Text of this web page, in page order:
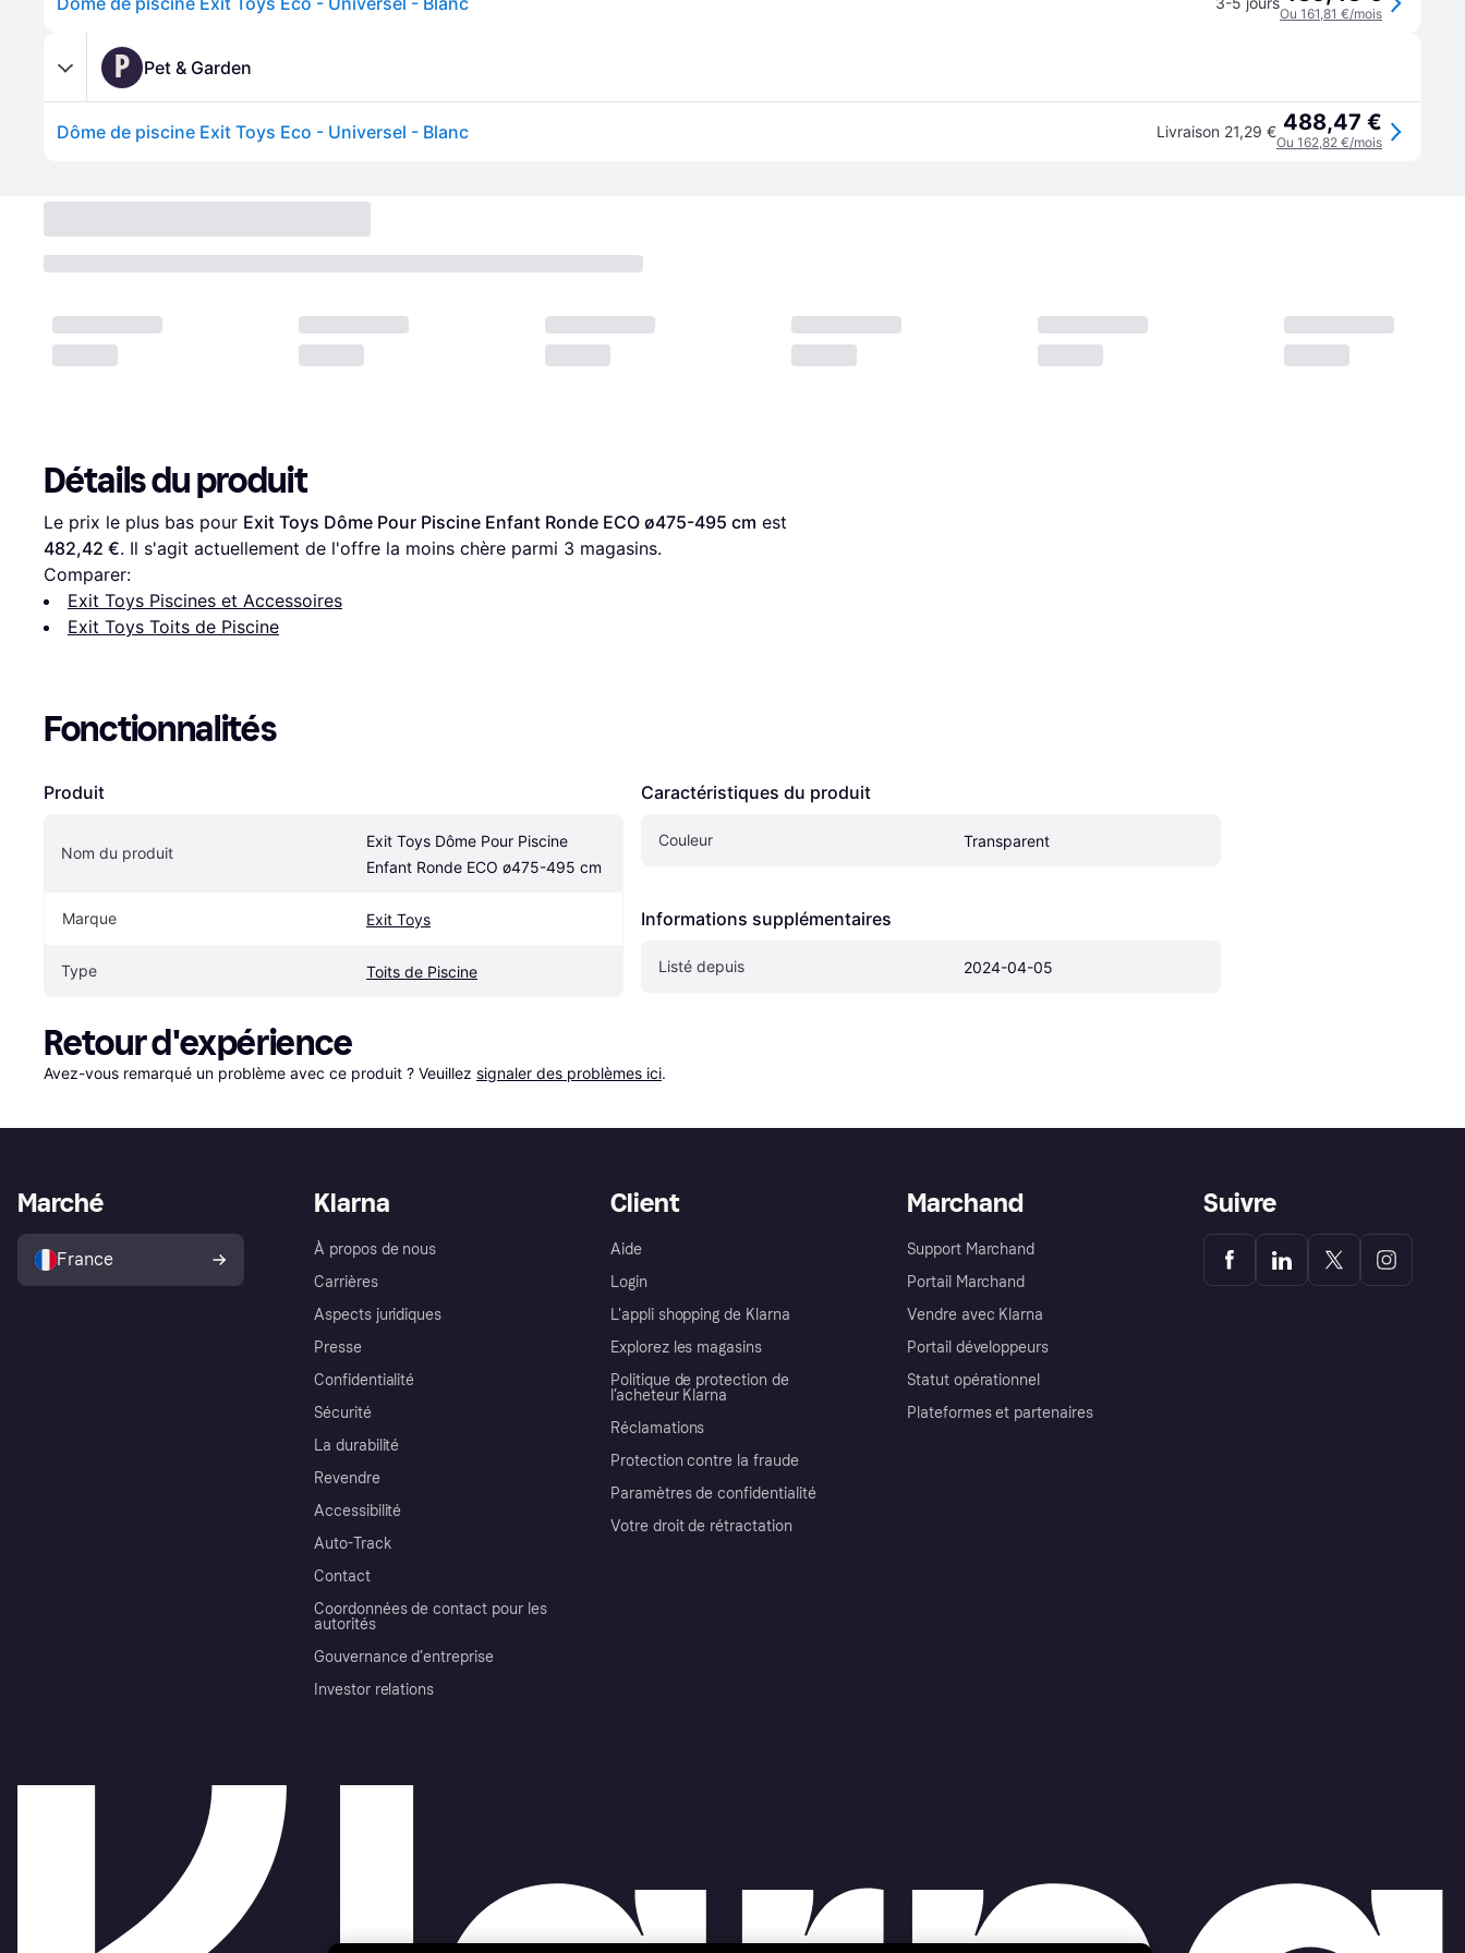
Ou 161,81 €/mois
P Pet & Garden
Dôme de piscine Exit Toys Eco - Universel - Blanc Livraison 21,29 € 488,47 €
Ou 162,82 €/mois
Détails du produit
Le prix le plus bas pour Exit Toys Dôme Pour Piscine Enfant Ronde ECO ø475-495 cm
482,42 €. Il s'agit actuellement de l'offre la moins chère parmi 3 magasins.
Comparer:
Exit Toys Piscines et Accessoires
Exit Toys Toits de Piscine
Fonctionnalités
Produit
Nom du produit
Exit Toys Dôme Pour Piscine
Enfant Ronde ECO ø475-495 cm
Marque Exit Toys
Type Toits de Piscine
Caractéristiques du produit
Couleur Transparent
Informations supplémentaires
Listé depuis 2024-04-05
Retour d'expérience
Avez-vous remarqué un problème avec ce produit ? Veuillez signaler des problèmes ici.
Klarna
À propos de nous
Carrières
Aspects juridiques
Presse
Confidentialité
Sécurité
La durabilité
Revendre
Accessibilité
Auto-Track
Contact
Coordonnées de contact pour les
autorités
Gouvernance d’entreprise
Investor relations
Client
Aide
Login
L'appli shopping de Klarna
Explorez les magasins
Politique de protection de
l’acheteur Klarna
Réclamations
Protection contre la fraude
Paramètres de confidentialité
Votre droit de rétractation
Marchand
Support Marchand
Portail Marchand
Vendre avec Klarna
Portail développeurs
Statut opérationnel
Plateformes et partenaires
Marché
France
Suivre